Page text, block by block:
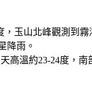
玉山北峰觀測到霧
降雨。
溫約23-24度，南